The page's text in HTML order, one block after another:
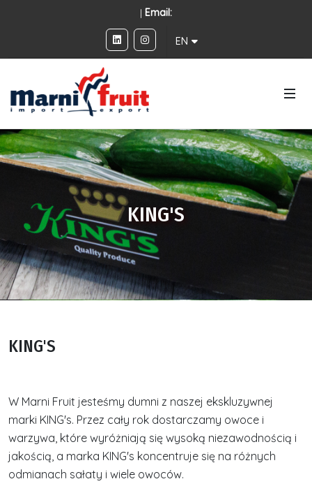
| Email:
EN
KING'S
KING'S
W Marni Fruit jesteśmy dumni z naszej ekskluzywnej
marki KING's. Przez cały rok dostarczamy owoce i
warzywa, które wyróżniają się wysoką niezawodnością i
jakością, a marka KING's koncentruje się na różnych
odmianach sałaty i wiele owoców.